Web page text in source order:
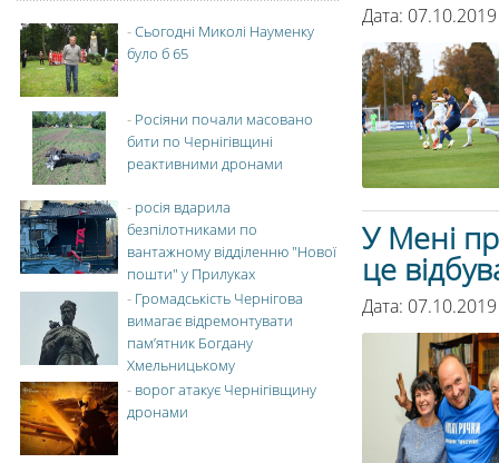
Дата:
У Мені
це
Дата:
-Сьогодні Миколі Науменку
було б 65
- Росіяни почали масовано
бити по Чернігівщині
реактивними дронами
- росія вдарила
безпілотниками по
вантажному відділенню "Нової
пошти" у Прилуках
- Громадськість Чернігова
вимагає відремонтувати
пам’ятник Богдану
Хмельницькому
- ворог атакує Чернігівщину
дронами